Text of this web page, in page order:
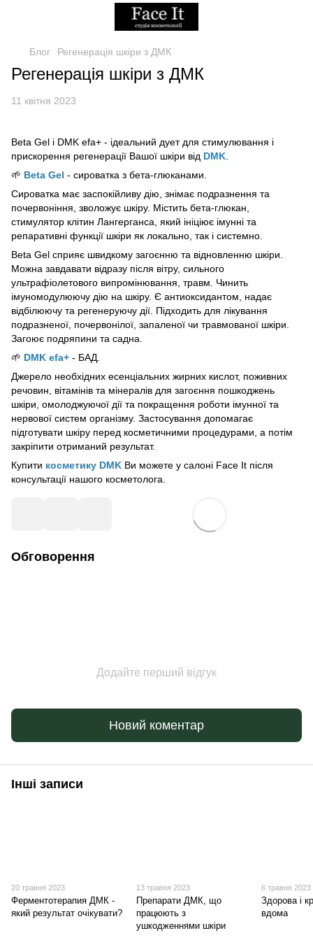
Блог Регенерація шкіри з ДМК
Регенерація шкіри з ДМК
11 квітня 2023
Beta Gel і DMK efa+ - ідеальний дует для стимулювання і
прискорення регенерації Вашої шкіри від DMK
🌱 Beta Gel - сироватка з бета-глюканами.
Сироватка має заспокійливу дію, знімає подразнення та
почервоніння, зволожує шкіру. Містить бета-глюкан,
стимулятор клітин Лангерганса, який ініціює імунні та
репаративні функції шкіри як локально, так і системно.
Beta Gel сприяє швидкому загоєнню та відновленню шкіри.
Можна завдавати відразу після вітру, сильного
ультрафіолетового випромінювання, травм. Чинить
імуномодулюючу дію на шкіру. Є антиоксидантом, надає
відбілюючу та регенеруючу дії. Підходить для лікування
подразненої, почервонілої, запаленої чи травмованої шкіри.
Загоює подряпини та садна.
🌱 DMK efa+ - БАД.
Джерело необхідних есенціальних жирних кислот, поживних
речовин, вітамінів та мінералів для загоєння пошкоджень
шкіри, омолоджуючої дії та покращення роботи імунної та
нервової систем організму. Застосування допомагає
підготувати шкіру перед косметичними процедурами, а потім
закріпити отриманий результат.
Купити косметику DMK Ви можете у салоні Face It після
консультації нашого косметолога.
Обговорення
Додайте перший відгук
Новий коментар
Інші записи
20 травня 2023
Ферментотерапия ДМК -
який результат очікувати?
13 травня 2023
Препарати ДМК, що
працюють з
ушкодженнями шкіри
6 травня 2023
Здорова і
вдома